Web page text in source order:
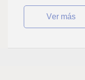
ver más